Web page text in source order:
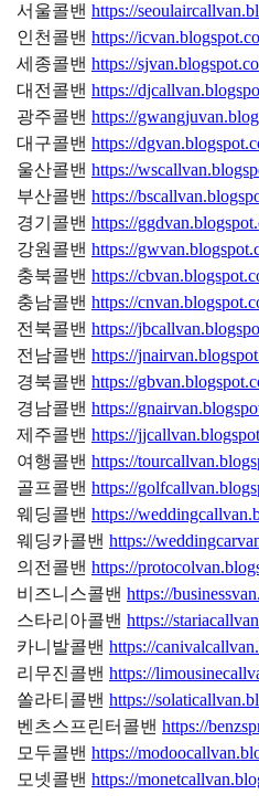
서울콜밴https://
인천콜밴https://
세종콜밴https://
대전콜밴https://
광주콜밴https://
대구콜밴https://
울산콜밴https://
부산콜밴https://
경기콜밴https://
강원콜밴https://
충북콜밴https://
충남콜밴https://
전북콜밴https://
전남콜밴https://
경북콜밴https://
경남콜밴https://
제주콜밴https://
여행콜밴https://
골프콜밴https://
웨딩콜밴https://
웨딩카콜밴https://
의전콜밴https://
비즈니스콜밴https://
스타리아콜밴https://
카니발콜밴https://
리무진콜밴https://
쏠라티콜밴https://
벤츠스프린터콜밴https://
모두콜밴https://
모넷콜밴https://